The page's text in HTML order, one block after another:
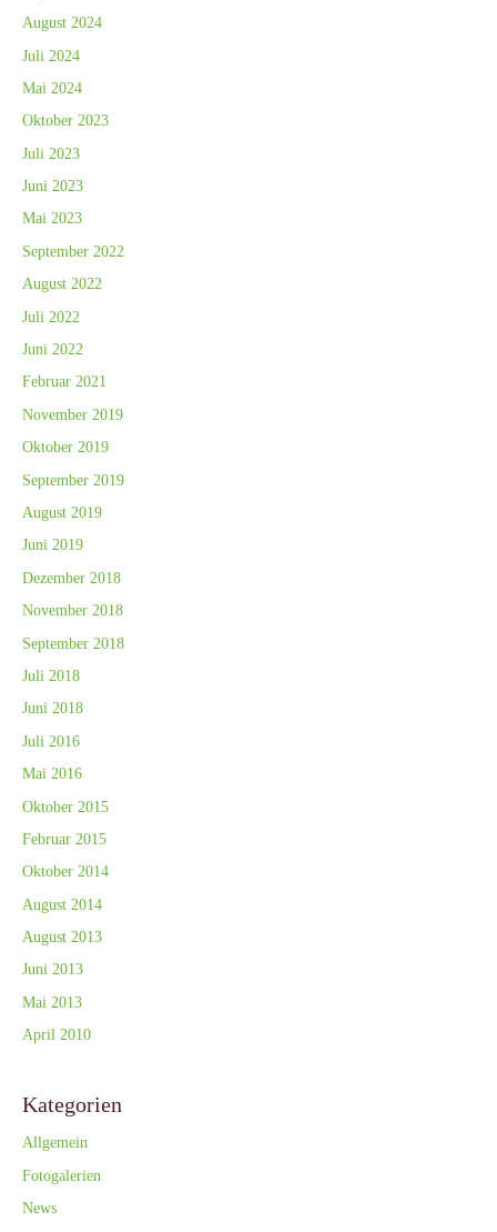
August 2024
Juli 2024
Mai 2024
Oktober 2023
Juli 2023
Juni 2023
Mai 2023
September 2022
August 2022
Juli 2022
Juni 2022
Februar 2021
November 2019
Oktober 2019
September 2019
August 2019
Juni 2019
Dezember 2018
November 2018
September 2018
Juli 2018
Juni 2018
Juli 2016
Mai 2016
Oktober 2015
Februar 2015
Oktober 2014
August 2014
August 2013
Juni 2013
Mai 2013
April 2010
Kategorien
Allgemein
Fotogalerien
News